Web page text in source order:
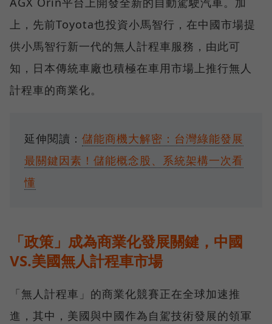
上，先前Toyota也投資小馬智行，在中國市場提
供小馬智行新一代的無人計程車服務，由此可
知，日本傳統車廠也積極在車用市場上推行無人
計程車的商業化。
延伸閱讀： 儲能商機大解密：台灣綠能發展
最關鍵因素！儲能概念股、系統架構一次看
懂
「政策」成為商業化發展關鍵，中國
VS.美國無人計程車市場
「無人計程車」的商業化競賽正在全球加速推
進，其中，美國與中國作為自駕技術發展的領軍